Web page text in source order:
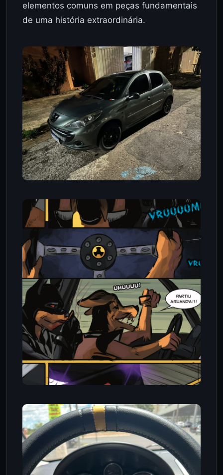
elementos comuns em peças fundamentais
de uma história extraordinária.